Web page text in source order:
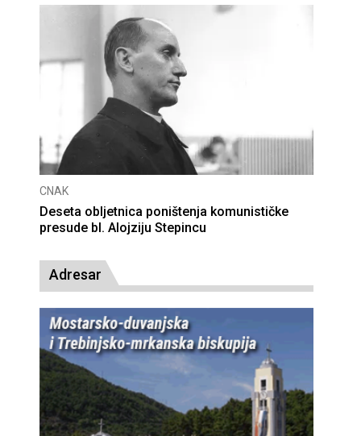
Deseta obljetnica poništenja komunističke
presude bl. Alojziju Stepincu
Adresar